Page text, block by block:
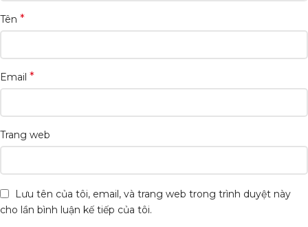
Tên *
Email *
Trang web
Lưu tên của tôi, email, và trang web trong trình duyệt này
cho lần bình luận kế tiếp của tôi.